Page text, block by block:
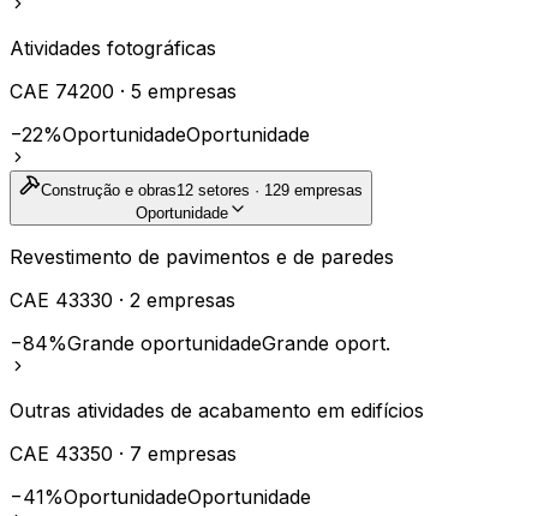
Atividades fotográficas
CAE 74200 · 5 empresas
−22%OportunidadeOportunidade
Construção e obras12 setores · 129 empresas
Oportunidade
Revestimento de pavimentos e de paredes
CAE 43330 · 2 empresas
−84%Grande oportunidadeGrande oport.
Outras atividades de acabamento em edifícios
CAE 43350 · 7 empresas
−41%OportunidadeOportunidade